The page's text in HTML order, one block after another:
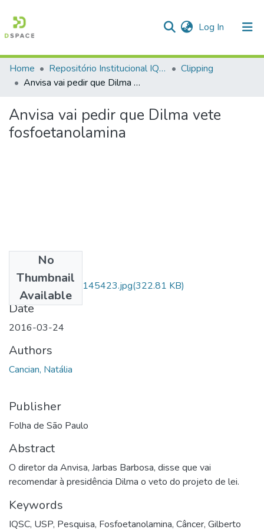
Log In (current)
Communities & Collections
Statistics
Home Repositório Institucional IQSC
Clipping
Anvisa vai pedir que Dilma vete fosfoetanolamina
Anvisa vai pedir que Dilma vete
fosfoetanolamina
No
Thumbnail
Available
IMG_20161213_145423.jpg(322.81 KB)
Date
2016-03-24
Authors
Cancian, Natália
Publisher
Folha de São Paulo
Abstract
O diretor da Anvisa, Jarbas Barbosa, disse que vai
recomendar à presidência Dilma o veto do projeto de lei.
Keywords
IQSC, USP, Pesquisa, Fosfoetanolamina, Câncer, Gilberto